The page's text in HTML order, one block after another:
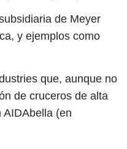
de Meyer
y ejemplos como
que, aunque no
de cruceros de alta
(en